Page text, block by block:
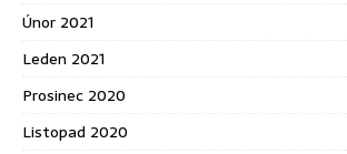
Únor 2021
Leden 2021
Prosinec 2020
Listopad 2020